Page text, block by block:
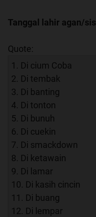
Tanggal lahir agan/sis
Quote:
1. Di cium Coba
2. Di tembak
3. Di banting
4. Di tonton
5. Di bunuh
6. Di cuekin
7. Di smackdown
8. Di ketawain
9. Di lamar
10. Di kasih cincin
11. Di buang
12. Di lempar